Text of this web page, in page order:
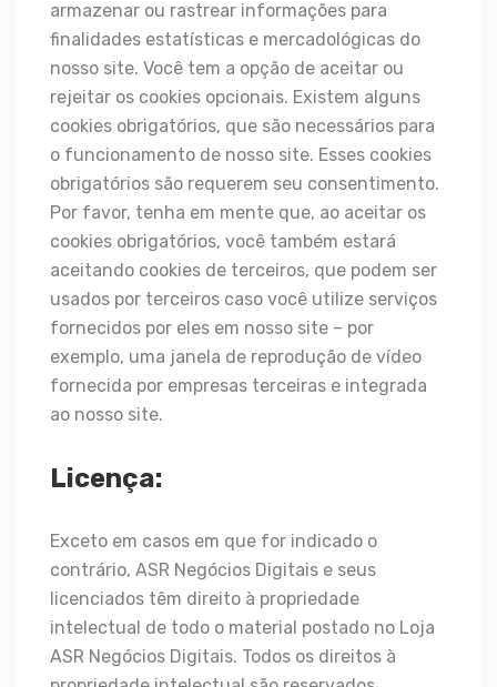
armazenar ou rastrear informações para
finalidades estatísticas e mercadológicas do
nosso site. Você tem a opção de aceitar ou
rejeitar os cookies opcionais. Existem alguns
cookies obrigatórios, que são necessários para
o funcionamento de nosso site. Esses cookies
obrigatórios são requerem seu consentimento.
Por favor, tenha em mente que, ao aceitar os
cookies obrigatórios, você também estará
aceitando cookies de terceiros, que podem ser
usados por terceiros caso você utilize serviços
fornecidos por eles em nosso site – por
exemplo, uma janela de reprodução de vídeo
fornecida por empresas terceiras e integrada
ao nosso site.
Licença:
Exceto em casos em que for indicado o
contrário, ASR Negócios Digitais e seus
licenciados têm direito à propriedade
intelectual de todo o material postado no Loja
ASR Negócios Digitais. Todos os direitos à